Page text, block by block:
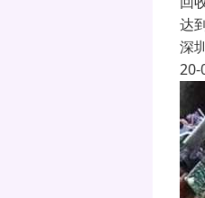
达
深
20-